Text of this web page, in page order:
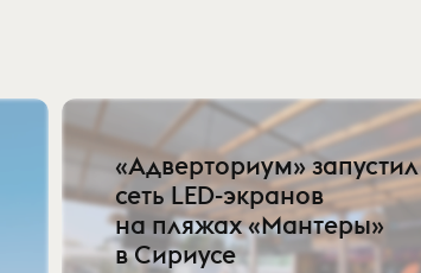
«Адверториум» запустил
сеть LED-экранов
на пляжах «Мантеры»
в Сириусе